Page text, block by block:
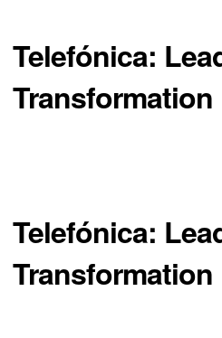
Telefónica:
Transformation
Telefónica:
Transformation